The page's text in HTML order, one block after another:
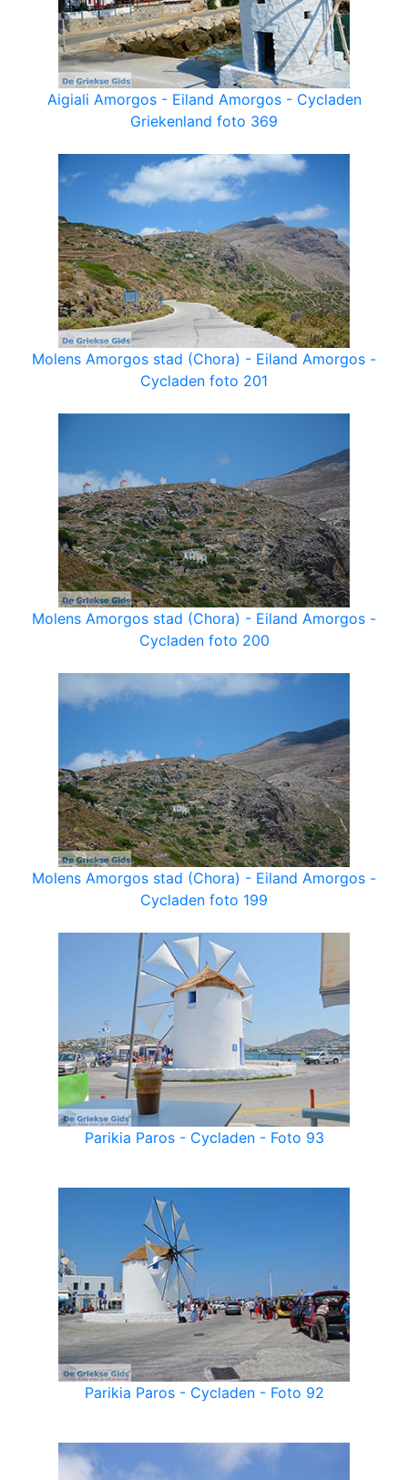
Aigiali Amorgos - Eiland Amorgos - Cycladen
Griekenland foto 369
Molens Amorgos stad (Chora) - Eiland Amorgos -
Cycladen foto 201
Molens Amorgos stad (Chora) - Eiland Amorgos -
Cycladen foto 200
Molens Amorgos stad (Chora) - Eiland Amorgos -
Cycladen foto 199
Parikia Paros - Cycladen - Foto 93
Parikia Paros - Cycladen - Foto 92